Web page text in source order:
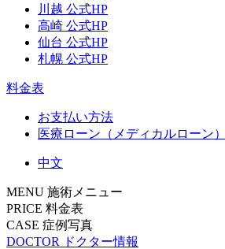
川越 公式HP
高崎 公式HP
仙台 公式HP
札幌 公式HP
料金表
お支払い方法
医療ローン（メディカルローン）
中文
MENU 施術メニュー
PRICE 料金表
CASE 症例写真
DOCTOR
ドクター情報